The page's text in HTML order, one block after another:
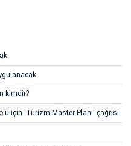
kimdir?
için 'Turizm Master Planı' çağrısı